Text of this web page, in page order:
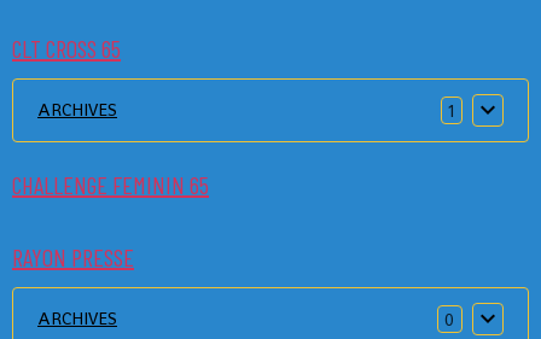
CLT CROSS 65
ARCHIVES 1
CHALLENGE FEMININ 65
RAYON PRESSE
ARCHIVES 0